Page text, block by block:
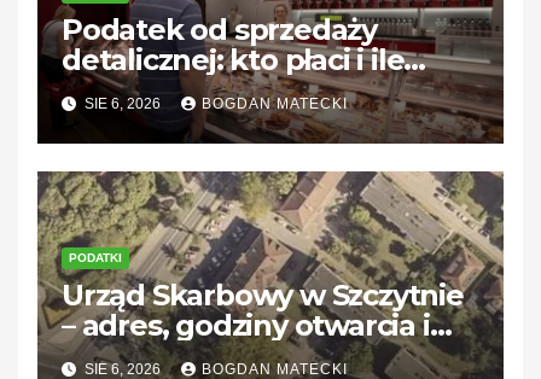
Podatek od sprzedaży
detalicznej: kto płaci i ile
wynosi?
SIE 6, 2026 BOGDAN MATECKI
PODATKI
Urząd Skarbowy w Szczytnie
– adres, godziny otwarcia i
kontakt
SIE 6, 2026 BOGDAN MATECKI